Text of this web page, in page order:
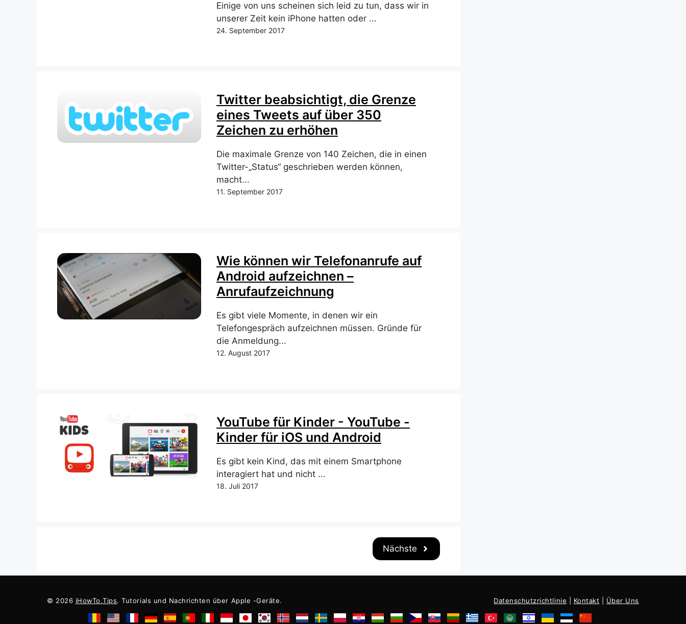
Einige von uns scheinen sich leid zu tun, dass wir in
unserer Zeit kein iPhone hatten oder ...
24. September 2017
Twitter beabsichtigt, die Grenze
eines Tweets auf über 350
Zeichen zu erhöhen
Die maximale Grenze von 140 Zeichen, die in einen
Twitter-„Status“ geschrieben werden können,
macht...
11. September 2017
Wie können wir Telefonanrufe auf
Android aufzeichnen –
Anrufaufzeichnung
Es gibt viele Momente, in denen wir ein
Telefongespräch aufzeichnen müssen. Gründe für
die Anmeldung...
12. August 2017
YouTube für Kinder - YouTube -
Kinder für iOS und Android
Es gibt kein Kind, das mit einem Smartphone
interagiert hat und nicht ...
18. Juli 2017
Nächste
© 2026 iHowTo.Tips. Tutorials und Nachrichten über Apple -Geräte. Datenschutzrichtlinie Kontakt Über Uns